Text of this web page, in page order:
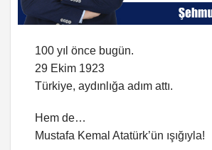
100 yıl önce bugün.
29 Ekim 1923
Türkiye, aydınlığa adım attı.
Hem de…
Mustafa Kemal Atatürk’ün ışığıyla!